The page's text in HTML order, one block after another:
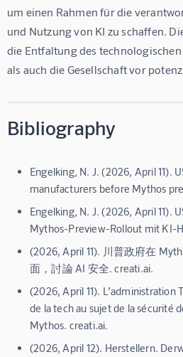
um einen Rahmen für die
und Nutzung von KI zu schaffen.
die Entfaltung des
als auch die Gesellschaft vor
Bibliography
Engelking, N. J. (2026, April 11).
manufacturers before Mythos
Engelking, N. J. (2026, April 11).
Mythos-Preview-Rollout mit KI-
(2026, April 11). 川普政府在
面，討論 AI 安全. creati.ai.
(2026, April 11). L’administration
de la tech au sujet de la sécurité
Mythos. creati.ai.
(2026, April 12). Herstellern.